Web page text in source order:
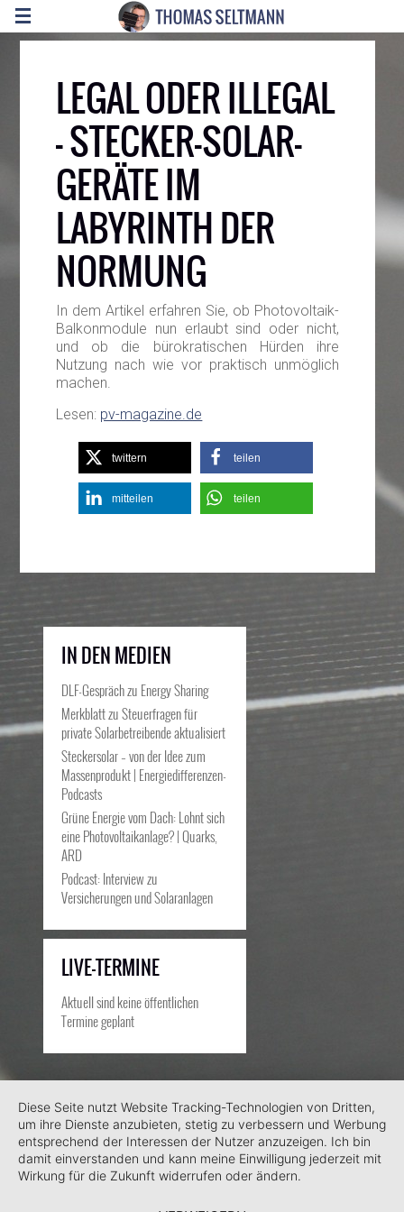
LEGAL ODER ILLEGAL
– STECKER-SOLAR-
GERÄTE IM
LABYRINTH DER
NORMUNG
In dem Artikel erfahren Sie, ob Photovoltaik-
Balkonmodule nun erlaubt sind oder nicht,
und ob die bürokratischen Hürden ihre
Nutzung nach wie vor praktisch unmöglich
machen.
Lesen: pv-magazine.de
twittern teilen
mitteilen teilen
IN DEN MEDIEN
DLF-Gespräch zu Energy Sharing
Merkblatt zu Steuerfragen für
private Solarbetreibende aktualisiert
Steckersolar – von der Idee zum
Massenprodukt | Energiedifferenzen-
Podcasts
Grüne Energie vom Dach: Lohnt sich
eine Photovoltaikanlage? | Quarks,
ARD
Podcast: Interview zu
Versicherungen und Solaranlagen
LIVE-TERMINE
Aktuell sind keine öffentlichen
Termine geplant
Diese Seite nutzt Website Tracking-Technologien von Dritten,
um ihre Dienste anzubieten, stetig zu verbessern und Werbung
entsprechend der Interessen der Nutzer anzuzeigen. Ich bin
damit einverstanden und kann meine Einwilligung jederzeit mit
Wirkung für die Zukunft widerrufen oder ändern.